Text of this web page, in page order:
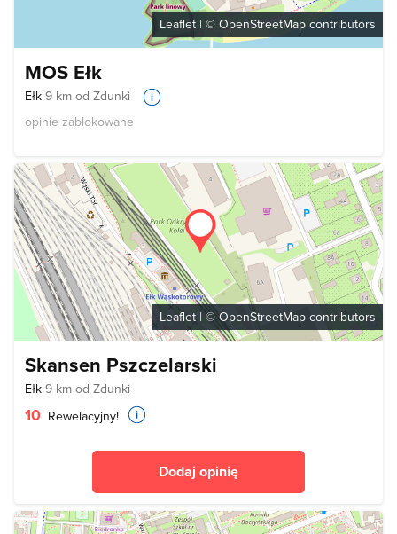
Leaflet | © OpenStreetMap contributors
MOS Ełk
Ełk 9 km od Zdunki
opinie zablokowane
Leaflet | ©OpenStreetMap contributors
Skansen Pszczelarski
Ełk 9 km od Zdunki
10 Rewelacyjny!
Dodaj opinię